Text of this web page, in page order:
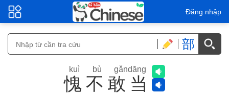
Đăng nhập
部
愧不敢当
kuì bù gǎndāng